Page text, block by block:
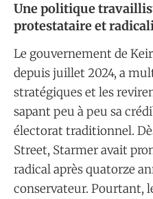
Une politique
protestataire et
Le gouvernement de
depuis juillet 2024, a
stratégiques et les
sapant peu à peu sa
électorat traditionnel.
Street, Starmer avait
radical après quatorze
conservateur. Pourtant,